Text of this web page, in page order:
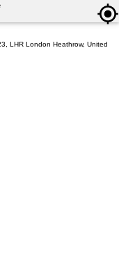
LHR London Heathrow, United